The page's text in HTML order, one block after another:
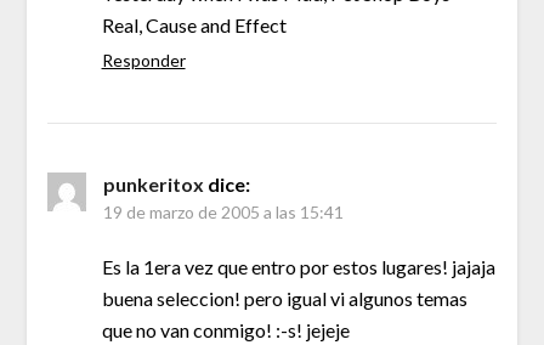
Real, Cause and Effect
Responder
punkeritox dice:
19 de marzo de 2005 a las 15:41
Es la 1era vez que entro por estos lugares! jajaja
buena seleccion! pero igual vi algunos temas
que no van conmigo! :-s! jejeje